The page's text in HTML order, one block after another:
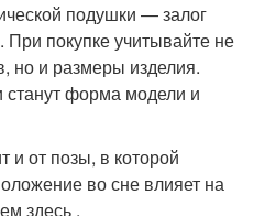
подушки — залог
При покупке учитывайте не
но и размеры изделия.
форма модели и
и от позы, в которой
во сне влияет на
здесь .